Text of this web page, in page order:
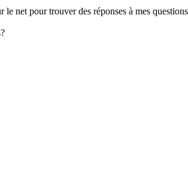
net pour trouver des réponses à mes